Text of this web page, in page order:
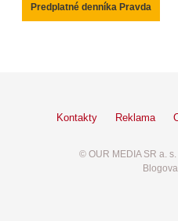
Predplatné denníka Pravda
Kontakty Reklama
© OUR MEDIA SR a.